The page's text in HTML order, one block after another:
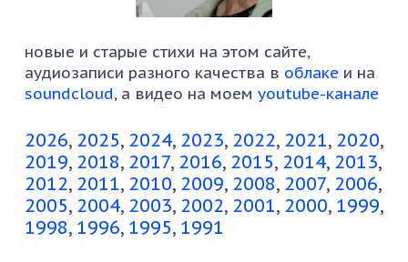
новые и старые стихи на этом сайте,
аудиозаписи разного качества в облаке и на
soundcloud, а видео на моем youtube-канале
2026 2025 2024 2023 2022 2021 2020
2019 2018 2017 2016 2015 2014 2013
2012 2011 2010 2009 2008 2007 2006
2005 2004 2003 2002 2001 2000 1999
1998 1996 1995 1991